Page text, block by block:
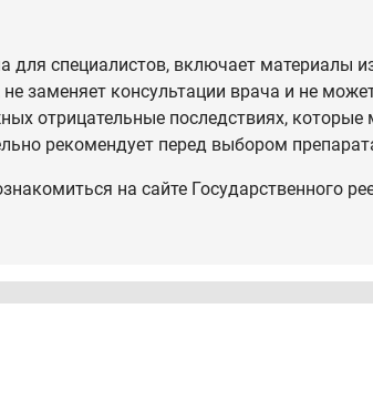
специалистов, включает материалы
заменяет консультации врача и не
отрицательные последствиях, которые
рекомендует перед выбором
на сайте Государственного